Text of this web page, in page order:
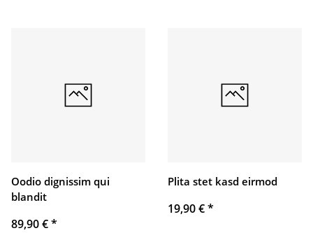
Oodio dignissim qui
blandit
89,90 €*
Plita stet kasd eirmod
19,90 €*